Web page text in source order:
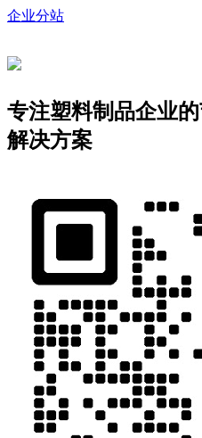
企业分站
专注塑料制品企业
解决方案